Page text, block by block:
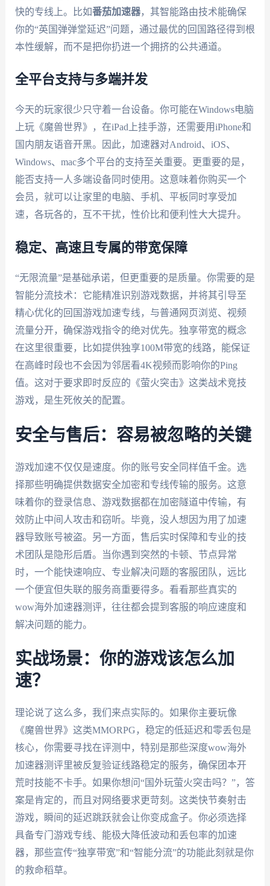
快的专线上。比如番茄加速器，其智能路由技术能确保
你的“英国弹弹堂延迟”问题，通过最优的回国路径得到根
本性缓解，而不是把你扔进一个拥挤的公共通道。
全平台支持与多端并发
今天的玩家很少只守着一台设备。你可能在Windows电脑
上玩《魔兽世界》，在iPad上挂手游，还需要用iPhone和
国内朋友语音开黑。因此，加速器对Android、iOS、
Windows、mac多个平台的支持至关重要。更重要的是，
能否支持一人多端设备同时使用。这意味着你购买一个
会员，就可以让家里的电脑、手机、平板同时享受加
速，各玩各的，互不干扰，性价比和便利性大大提升。
稳定、高速且专属的带宽保障
“无限流量”是基础承诺，但更重要的是质量。你需要的是
智能分流技术：它能精准识别游戏数据，并将其引导至
精心优化的回国游戏加速专线，与普通网页浏览、视频
流量分开，确保游戏指令的绝对优先。独享带宽的概念
在这里很重要，比如提供独享100M带宽的线路，能保证
在高峰时段也不会因为邻居看4K视频而影响你的Ping
值。这对于要求即时反应的《萤火突击》这类战术竞技
游戏，是生死攸关的配置。
安全与售后：容易被忽略的关键
游戏加速不仅仅是速度。你的账号安全同样值千金。选
择那些明确提供数据安全加密和专线传输的服务。这意
味着你的登录信息、游戏数据都在加密隧道中传输，有
效防止中间人攻击和窃听。毕竟，没人想因为用了加速
器导致账号被盗。另一方面，售后实时保障和专业的技
术团队是隐形后盾。当你遇到突然的卡顿、节点异常
时，一个能快速响应、专业解决问题的客服团队，远比
一个便宜但失联的服务商重要得多。看看那些真实的
wow海外加速器测评，往往都会提到客服的响应速度和
解决问题的能力。
实战场景：你的游戏该怎么加
速？
理论说了这么多，我们来点实际的。如果你主要玩像
《魔兽世界》这类MMORPG，稳定的低延迟和零丢包是
核心，你需要寻找在评测中，特别是那些深度wow海外
加速器测评里被反复验证线路稳定的服务，确保团本开
荒时技能不卡手。如果你想问“国外玩萤火突击吗？”，答
案是肯定的，而且对网络要求更苛刻。这类快节奏射击
游戏，瞬间的延迟跳跃就会让你变成盒子。你必须选择
具备专门游戏专线、能极大降低波动和丢包率的加速
器，那些宣传“独享带宽”和“智能分流”的功能此刻就是你
的救命稻草。